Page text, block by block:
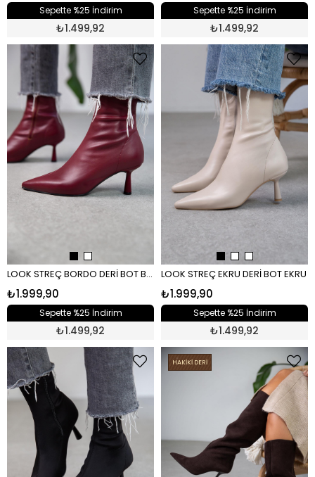
Sepette %25 İndirim
₺1.499,92
Sepette %25 İndirim
₺1.499,92
LOOK STREÇ BORDO DERİ BOT BORDO RUGAN
₺1.999,90
Sepette %25 İndirim
₺1.499,92
LOOK STREÇ EKRU DERİ BOT EKRU
₺1.999,90
Sepette %25 İndirim
₺1.499,92
HAKİKİ DERİ